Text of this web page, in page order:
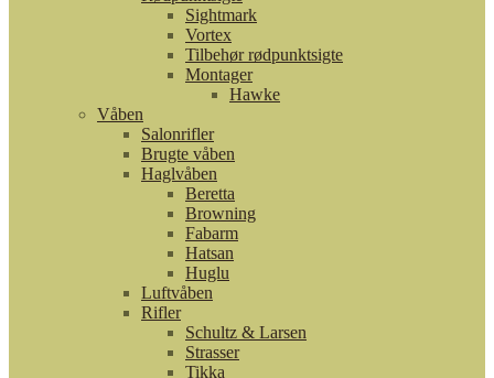
Sightmark
Vortex
Tilbehør rødpunktsigte
Montager
Hawke
Våben
Salonrifler
Brugte våben
Haglvåben
Beretta
Browning
Fabarm
Hatsan
Huglu
Luftvåben
Rifler
Schultz & Larsen
Strasser
Tikka